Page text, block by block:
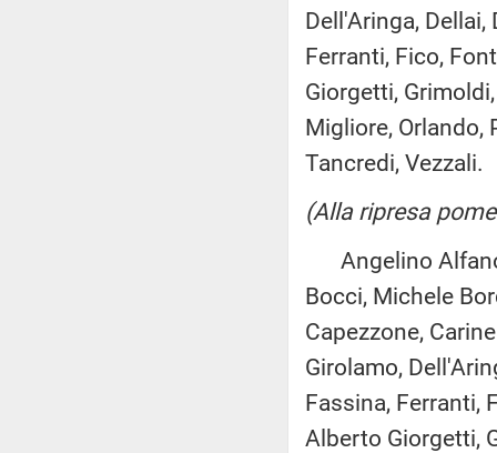
Dell'Aringa, Dellai,
Ferranti, Fico,
Giorgetti,
Migliore, Orlando,
Tancredi, Vezzali.
(Alla ripresa
Angelino
Bocci, Michele
Capezzone,
Girolamo,
Fassina, Ferranti,
Alberto Giorgetti,